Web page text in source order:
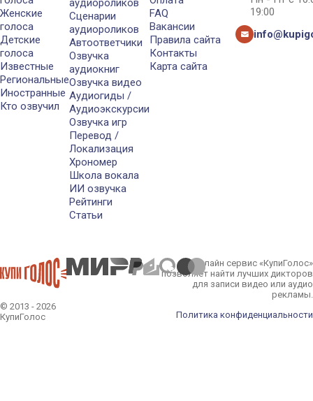
Женские
голоса
Детские
голоса
Известные
Региональные
Иностранные
Кто озвучил
аудиороликов
Сценарии
аудиороликов
Автоответчики
Озвучка
аудиокниг
Озвучка видео
Аудиогиды /
Аудиоэкскурсии
Озвучка игр
Перевод /
Локализация
Хрономер
Школа вокала
ИИ озвучка
Рейтинги
Статьи
FAQ
Вакансии
Правила сайта
Контакты
Карта сайта
19:00
© 2013 - 2026
КупиГолос
Онлайн сервис «КупиГолос»
позволяет найти лучших дикторов
для записи видео или аудио
рекламы.
Политика конфиденциальности